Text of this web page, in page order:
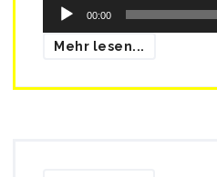
Audio-
Player
00:00
Mehr lesen...